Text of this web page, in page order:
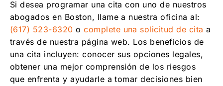
Si desea programar una cita con uno de nuestros
abogados en Boston, llame a nuestra oficina al:
(617) 523-6320 ocomplete una solicitud de cita a
través de nuestra página web. Los beneficios de
una cita incluyen: conocer sus opciones legales,
obtener una mejor comprensión de los riesgos
que enfrenta y ayudarle a tomar decisiones bien